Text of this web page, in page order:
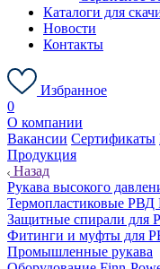
Каталоги для
Новости
Контакты
Избранное
0
О компании
Вакансии Сертификаты
Продукция
Назад
Рукава высокого
Термопластиковые РВД
Защитные спирали для
Фитинги и муфты для
Промышленные рукава